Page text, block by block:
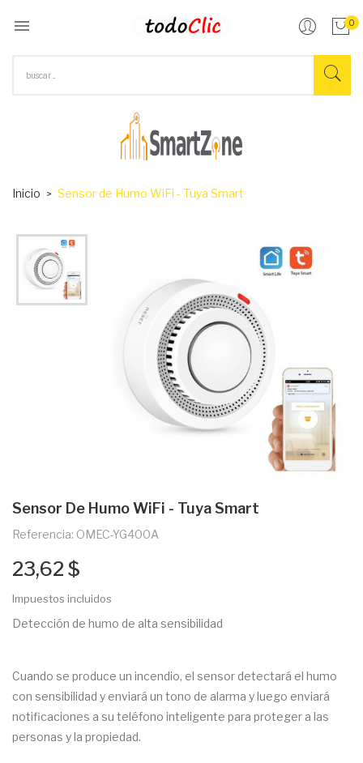
 0
Inicio Sensor de Humo WiFi - Tuya Smart
Sensor De Humo WiFi - Tuya Smart
Referencia: OMEC-YG400A
23,62 $
Impuestos incluidos
Detección de humo de alta sensibilidad
Cuando se produce un incendio, el sensor detectará el humo
con sensibilidad y enviará un tono de alarma y luego enviará
notificaciones a su teléfono inteligente para proteger a las
personas y la propiedad.